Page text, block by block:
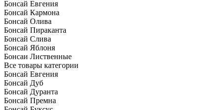
Бонсай Евгения
Бонсай Кармона
Бонсай Олива
Бонсай Пираканта
Бонсай Слива
Бонсай Яблоня
Бонсаи Лиственные
Все товары категории
Бонсай Евгения
Бонсай Дуб
Бонсай Дуранта
Бонсай Премна